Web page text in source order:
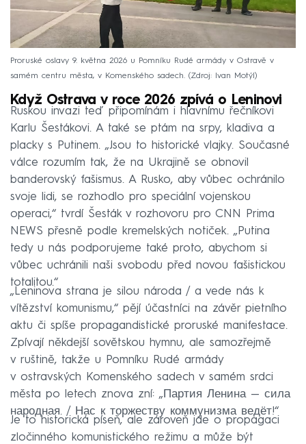
Proruské oslavy 9. května 2026 u Pomníku Rudé armády v Ostravě v
samém centru města, v Komenského sadech.
Zdroj: Ivan Motýl
Když Ostrava v roce 2026 zpívá o Leninovi
Ruskou invazi teď připomínám i hlavnímu řečníkovi
Karlu Šestákovi. A také se ptám na srpy, kladiva a
placky s Putinem. „Jsou to historické vlajky. Současné
válce rozumím tak, že na Ukrajině se obnovil
banderovský fašismus. A Rusko, aby vůbec ochránilo
svoje lidi, se rozhodlo pro speciální vojenskou
operaci,“ tvrdí Šesták v rozhovoru pro CNN Prima
NEWS přesně podle kremelských notiček. „Putina
tedy u nás podporujeme také proto, abychom si
vůbec uchránili naši svobodu před novou fašistickou
totalitou.“
„Leninova strana je silou národa / a vede nás k
vítězství komunismu,“ pějí účastníci na závěr pietního
aktu či spíše propagandistické proruské manifestace.
Zpívají někdejší sovětskou hymnu, ale samozřejmě
v ruštině, takže u Pomníku Rudé armády
v ostravských Komenského sadech v samém srdci
města po letech znova zní: „Партия Ленина — сила
народная. / Нас к торжеству коммунизма ведёт!“
Je to historická píseň, ale zároveň jde o propagaci
zločinného komunistického režimu a může být